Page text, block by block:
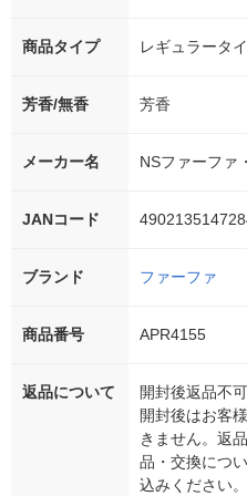
商品タイプ レギュラータ
芳香/無香 芳香
メーカー名 NSファーファ
JANコード
ブランド ファーファ
商品番号 APR4155
返品について
開封後返品不可
開封後はお客
きません。返
品・交換につ
込みください。